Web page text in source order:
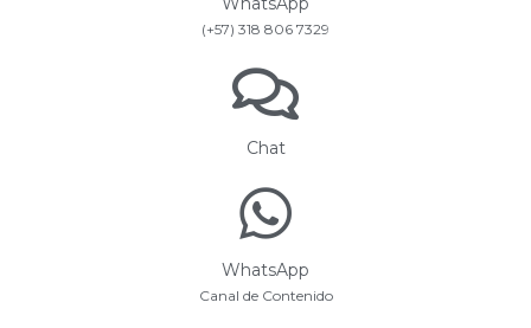
(+57) 318 806 7329
Chat
WhatsApp
Canal de Contenido